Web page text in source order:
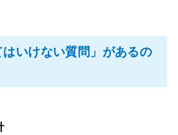
いけない質問」があるの